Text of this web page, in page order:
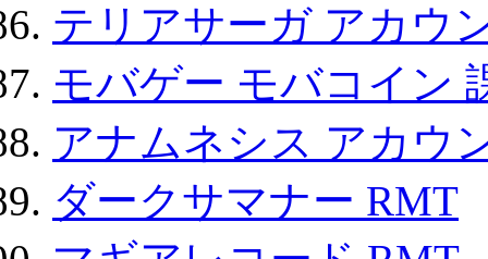
テリアサーガ アカウ
モバゲー モバコイン
アナムネシス アカウ
ダークサマナー RMT